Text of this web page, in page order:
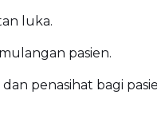
luka.
pasien.
penasihat bagi